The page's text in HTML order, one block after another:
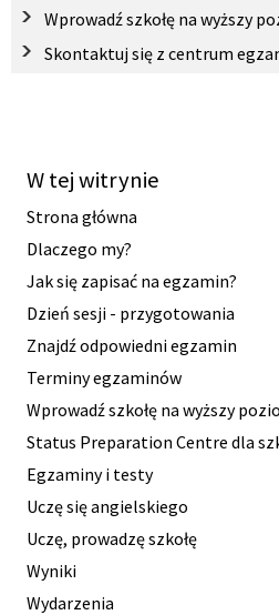
Wprowadź szkołę na wyższy
Skontaktuj się z centrum
W tej witrynie
Strona główna
Dlaczego my?
Jak się zapisać na egzamin?
Dzień sesji - przygotowania
Znajdź odpowiedni egzamin
Terminy egzaminów
Wprowadź szkołę na wyższy
Status Preparation Centre dla
Egzaminy i testy
Uczę się angielskiego
Uczę, prowadzę szkołę
Wyniki
Wydarzenia